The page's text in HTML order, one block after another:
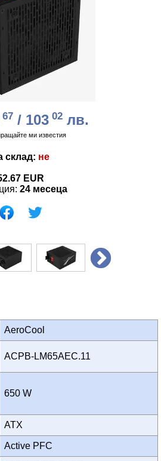
67 / 103 02лв.
ми известия
склад: не
EUR
24 месеца
AeroCool
ACPB-LM65AEC.11
650 W
ATX
Active PFC